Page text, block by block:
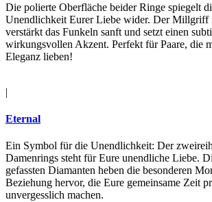
Die polierte Oberfläche beider Ringe spiegelt
Unendlichkeit Eurer Liebe wider. Der Millgriff
verstärkt das Funkeln sanft und setzt einen
wirkungsvollen Akzent. Perfekt für Paare, die
Eleganz lieben!
|
Eternal
Ein Symbol für die Unendlichkeit: Der
Damenrings steht für Eure unendliche Liebe.
gefassten Diamanten heben die besonderen
Beziehung hervor, die Eure gemeinsame Zeit
unvergesslich machen.